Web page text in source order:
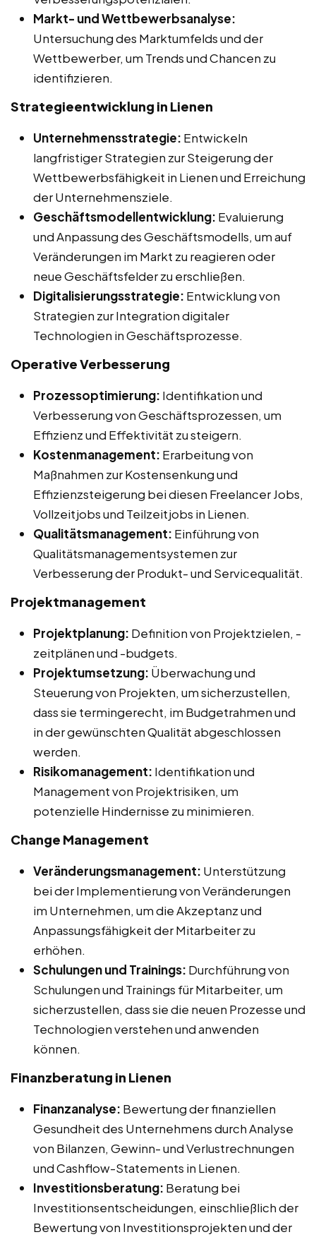
Markt- und Wettbewerbsanalyse:
Untersuchung des Marktumfelds und der
Wettbewerber, um Trends und Chancen zu
identifizieren.
Strategieentwicklung in Lienen
Unternehmensstrategie: Entwickeln
langfristiger Strategien zur Steigerung der
Wettbewerbsfähigkeit in Lienen und Erreichung
der Unternehmensziele.
Geschäftsmodellentwicklung: Evaluierung
und Anpassung des Geschäftsmodells, um auf
Veränderungen im Markt zu reagieren oder
neue Geschäftsfelder zu erschließen.
Digitalisierungsstrategie: Entwicklung von
Strategien zur Integration digitaler
Technologien in Geschäftsprozesse.
Operative Verbesserung
Prozessoptimierung: Identifikation und
Verbesserung von Geschäftsprozessen, um
Effizienz und Effektivität zu steigern.
Kostenmanagement: Erarbeitung von
Maßnahmen zur Kostensenkung und
Effizienzsteigerung bei diesen Freelancer Jobs,
Vollzeitjobs und Teilzeitjobs in Lienen.
Qualitätsmanagement: Einführung von
Qualitätsmanagementsystemen zur
Verbesserung der Produkt- und Servicequalität.
Projektmanagement
Projektplanung: Definition von Projektzielen, -
zeitplänen und -budgets.
Projektumsetzung: Überwachung und
Steuerung von Projekten, um sicherzustellen,
dass sie termingerecht, im Budgetrahmen und
in der gewünschten Qualität abgeschlossen
werden.
Risikomanagement: Identifikation und
Management von Projektrisiken, um
potenzielle Hindernisse zu minimieren.
Change Management
Veränderungsmanagement: Unterstützung
bei der Implementierung von Veränderungen
im Unternehmen, um die Akzeptanz und
Anpassungsfähigkeit der Mitarbeiter zu
erhöhen.
Schulungen und Trainings: Durchführung von
Schulungen und Trainings für Mitarbeiter, um
sicherzustellen, dass sie die neuen Prozesse und
Technologien verstehen und anwenden
können.
Finanzberatung in Lienen
Finanzanalyse: Bewertung der finanziellen
Gesundheit des Unternehmens durch Analyse
von Bilanzen, Gewinn- und Verlustrechnungen
und Cashflow-Statements in Lienen.
Investitionsberatung: Beratung bei
Investitionsentscheidungen, einschließlich der
Bewertung von Investitionsprojekten und der